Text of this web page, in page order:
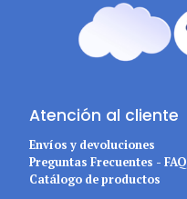
Atención al cliente
Envíos y devoluciones
Preguntas Frecuentes - FAQ
Catálogo de productos